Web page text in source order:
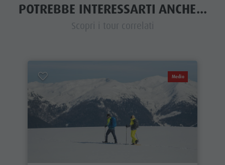
POTREBBE INTERESSARTI ANCHE...
Scopri i tour correlati
Medio